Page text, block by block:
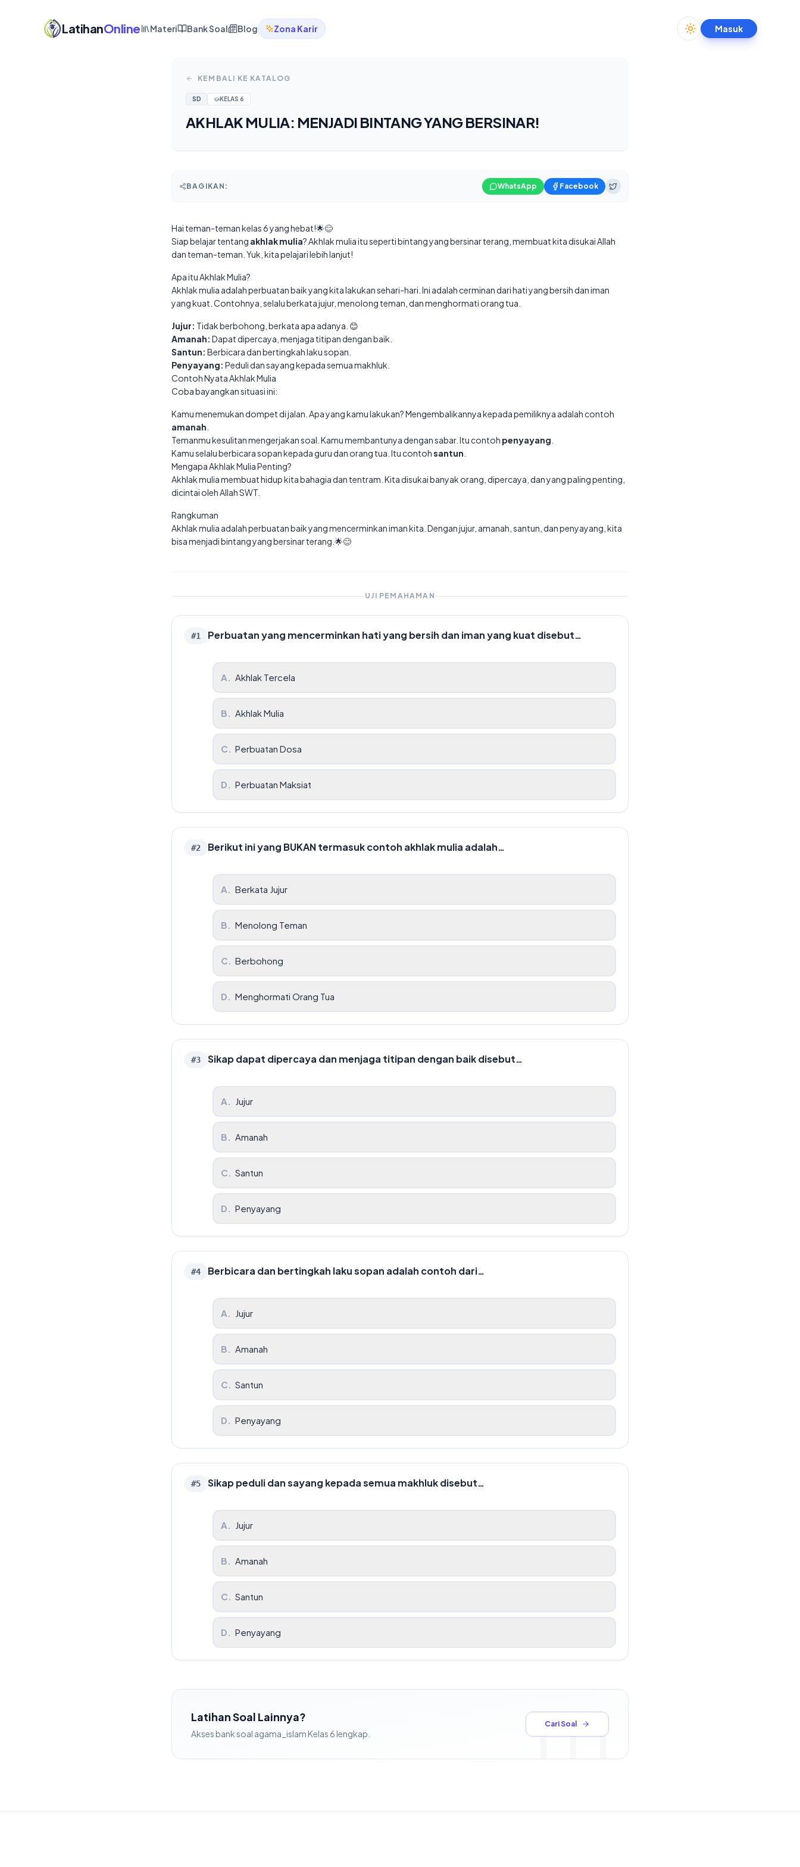
LatihanOnline Materi Bank Soal Blog Zona Karir Toggle theme
Masuk
KEMBALI KE KATALOG
SD KELAS 6
AKHLAK MULIA: MENJADI BINTANG YANG BERSINAR!
BAGIKAN: WhatsApp Facebook
Hai teman-teman kelas 6 yang hebat!🌟😊
Siap belajar tentang akhlak mulia? Akhlak mulia itu seperti bintang yang bersinar terang, membuat kita disukai Allah
dan teman-teman. Yuk, kita pelajari lebih lanjut!
Apa itu Akhlak Mulia?
Akhlak mulia adalah perbuatan baik yang kita lakukan sehari-hari. Ini adalah cerminan dari hati yang bersih dan iman
yang kuat. Contohnya, selalu berkata jujur, menolong teman, dan menghormati orang tua.
Jujur: Tidak berbohong, berkata apa adanya. 😊
Amanah: Dapat dipercaya, menjaga titipan dengan baik.
Santun: Berbicara dan bertingkah laku sopan.
Penyayang: Peduli dan sayang kepada semua makhluk.
Contoh Nyata Akhlak Mulia
Coba bayangkan situasi ini:
Kamu menemukan dompet di jalan. Apa yang kamu lakukan? Mengembalikannya kepada pemiliknya adalah contoh
amanah
Temanmu kesulitan mengerjakan soal. Kamu membantunya dengan sabar. Itu contoh penyayang
Kamu selalu berbicara sopan kepada guru dan orang tua. Itu contohsantun
Mengapa Akhlak Mulia Penting?
Akhlak mulia membuat hidup kita bahagia dan tentram. Kita disukai banyak orang, dipercaya, dan yang paling penting,
dicintai oleh Allah SWT.
Rangkuman
Akhlak mulia adalah perbuatan baik yang mencerminkan iman kita. Dengan jujur, amanah, santun, dan penyayang, kita
bisa menjadi bintang yang bersinar terang.🌟😊
UJI PEMAHAMAN
#1 Perbuatan yang mencerminkan hati yang bersih dan iman yang kuat disebut…
A. Akhlak Tercela
B. Akhlak Mulia
C. Perbuatan Dosa
D. Perbuatan Maksiat
#2 Berikut ini yang BUKAN termasuk contoh akhlak mulia adalah…
A. Berkata Jujur
B. Menolong Teman
C. Berbohong
D. Menghormati Orang Tua
#3 Sikap dapat dipercaya dan menjaga titipan dengan baik disebut…
A. Jujur
B. Amanah
C. Santun
D. Penyayang
#4 Berbicara dan bertingkah laku sopan adalah contoh dari…
A. Jujur
B. Amanah
C. Santun
D. Penyayang
#5 Sikap peduli dan sayang kepada semua makhluk disebut…
A. Jujur
B. Amanah
C. Santun
D. Penyayang
Latihan Soal Lainnya?
Akses bank soal agama_islamKelas 6lengkap.
Cari Soal